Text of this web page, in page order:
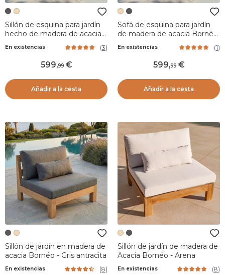
Sillón de esquina para jardín
hecho de madera de acacia
En existencias (3)
599,99
Añadir a la cesta
Sofá de esquina para jardín
de madera de acacia Bornéo
En existencias (1)
599,99
Añadir a la cesta
Sillón de jardín en madera de
acacia Bornéo - Gris antracita
En existencias (8)
Sillón de jardín de madera de
Acacia Bornéo - Arena
En existencias (8)